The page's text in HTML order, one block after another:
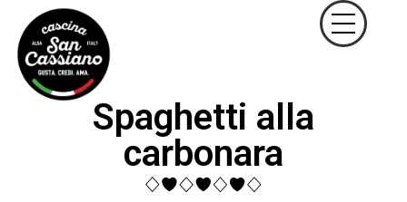
Spaghetti alla
carbonara